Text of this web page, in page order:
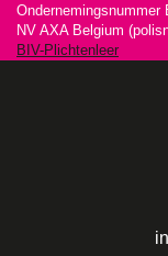
Ondernemingsnummer
NV AXA Belgium
BIV-Plichtenleer